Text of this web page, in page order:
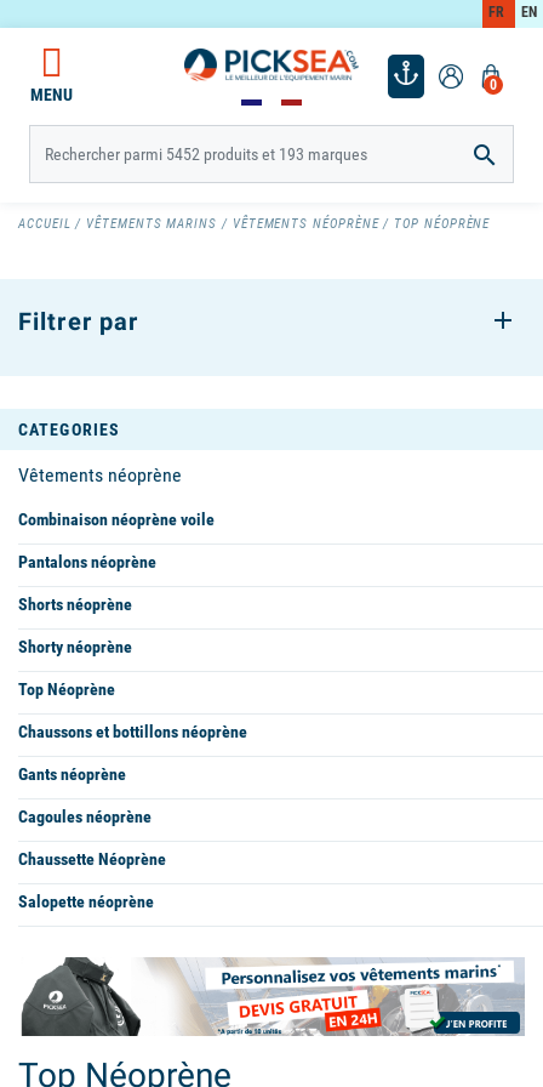
FR EN
0
MENU

ACCUEIL VÊTEMENTS MARINS VÊTEMENTS NÉOPRÈNE TOP NÉOPRÈNE
CATEGORIES
Vêtements néoprène
Combinaison néoprène voile
Pantalons néoprène
Shorts néoprène
Shorty néoprène
Top Néoprène
Chaussons et bottillons néoprène
Gants néoprène
Cagoules néoprène
Chaussette Néoprène
Salopette néoprène
Filtrer par
Top Néoprène